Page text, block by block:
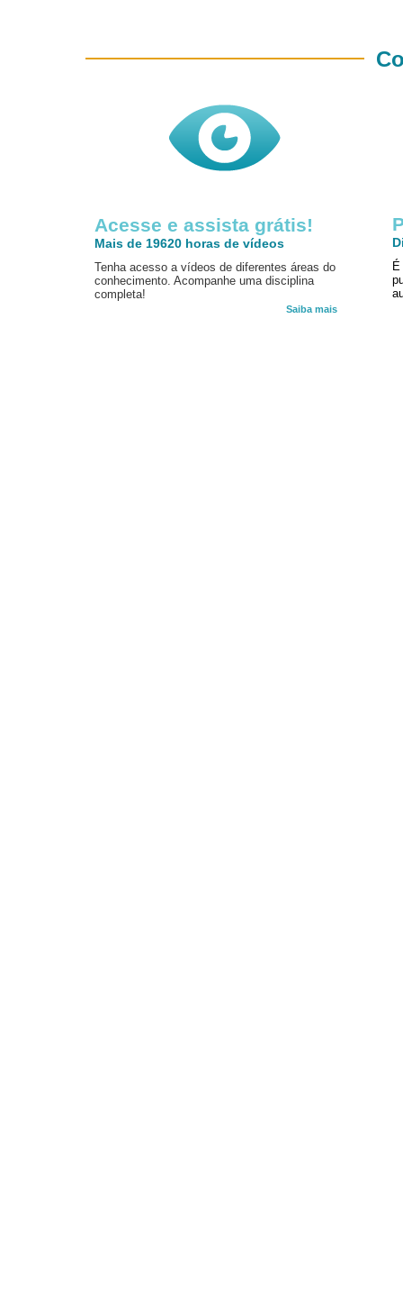
Acesse e assista grátis!
Mais de 19620 horas de vídeos
Tenha acesso a vídeos de diferentes áreas do
conhecimento. Acompanhe uma disciplina
completa!
Saiba mais